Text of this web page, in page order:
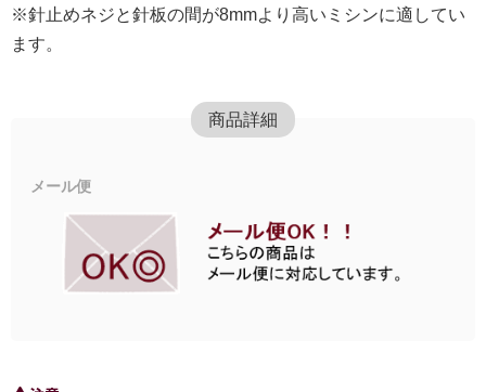
※針止めネジと針板の間が8mmより高いミシンに適してい
ます。
商品詳細
メール便